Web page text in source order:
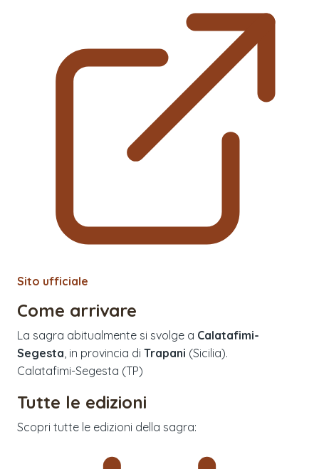
Sito ufficiale
Come arrivare
La sagra abitualmente si svolge a Calatafimi-
Segesta , in provincia di Trapani (Sicilia).
Calatafimi-Segesta (TP)
Tutte le edizioni
Scopri tutte le edizioni della sagra: